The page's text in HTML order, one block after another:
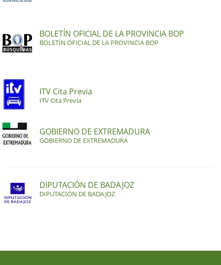
BOLETÍN OFICIAL DE LA PROVINCIA BOP
BOLETÍN OFICIAL DE LA PROVINCIA BOP
ITV Cita Previa
ITV Cita Previa
GOBIERNO DE EXTREMADURA
GOBIERNO DE EXTREMADURA
DIPUTACIÓN DE BADAJOZ
DIPUTACIÓN DE BADAJOZ